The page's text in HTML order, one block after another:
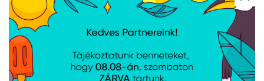
Hétfő:
Kedd:
Szerda:
Csütörtök:
Péntek:
8:00 - 16:30
8:00 - 16:30
8:00 - 16:30
8:00 - 15:30